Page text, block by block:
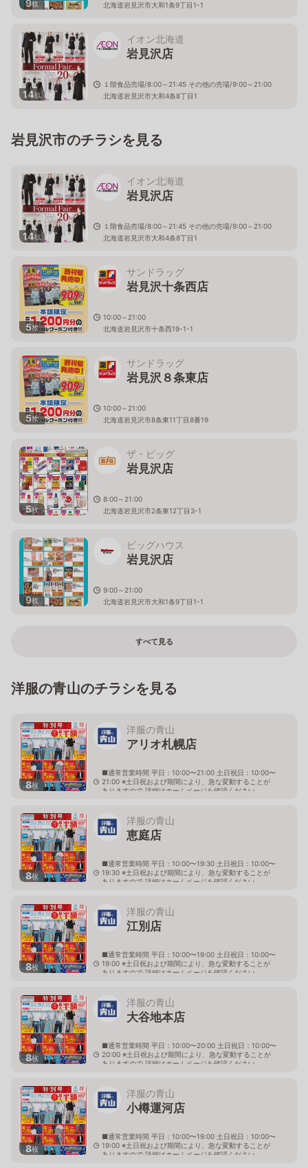
9枚 北海道岩見沢市大和1条9丁目1-1
14枚
イオン北海道
岩見沢店
１階食品売場/8:00～21:45 その他の売場/9:00～21:00
北海道岩見沢市大和4条8丁目1
岩見沢市のチラシを見る
14枚
イオン北海道
岩見沢店
１階食品売場/8:00～21:45 その他の売場/9:00～21:00
北海道岩見沢市大和4条8丁目1
5枚
サンドラッグ
岩見沢十条西店
10:00～21:00
北海道岩見沢市十条西19-1-1
5枚
サンドラッグ
岩見沢８条東店
10:00～21:00
北海道岩見沢市8条東11丁目8番19
5枚
ザ・ビッグ
岩見沢店
8:00～21:00
北海道岩見沢市2条東12丁目3-1
9枚
ビッグハウス
岩見沢店
9:00～21:00
北海道岩見沢市大和1条9丁目1-1
すべて見る
洋服の青山のチラシを見る
8枚
洋服の青山
アリオ札幌店
■通常営業時間 平日：10:00〜21:00 土日祝日：10:00〜
21:00 ※土日祝および期間により、急な変動することが
ありますので 詳細はホームページを確認ください
8枚
洋服の青山
恵庭店
■通常営業時間 平日：10:00〜19:30 土日祝日：10:00〜
19:30 ※土日祝および期間により、急な変動することが
ありますので 詳細はホームページを確認ください
8枚
洋服の青山
江別店
■通常営業時間 平日：10:00〜19:00 土日祝日：10:00〜
19:00 ※土日祝および期間により、急な変動することが
ありますので 詳細はホームページを確認ください
8枚
洋服の青山
大谷地本店
■通常営業時間 平日：10:00〜20:00 土日祝日：10:00〜
20:00 ※土日祝および期間により、急な変動することが
ありますので 詳細はホームページを確認ください
8枚
洋服の青山
小樽運河店
■通常営業時間 平日：10:00〜19:00 土日祝日：10:00〜
19:00 ※土日祝および期間により、急な変動することが
ありますので 詳細はホームページを確認ください